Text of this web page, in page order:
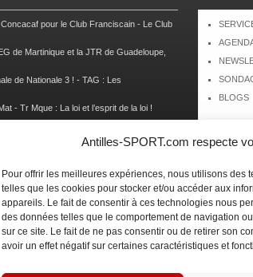
Antilles-SPORT.com respecte
Pour offrir les meilleures expériences, nous utilisons des
telles que les cookies pour stocker et/ou accéder aux
appareils. Le fait de consentir à ces technologies nous
des données telles que le comportement de navigation
sur ce site. Le fait de ne pas consentir ou de retirer son
avoir un effet négatif sur certaines caractéristiques et
pour le Club Franciscain - Le Club
de Martinique et la JTR de Guadeloupe,
de Nationale 3 ! - TAG : Les
- Tr Mque : La loi et l’esprit de la loi !
Urcel fait chavirer Capesterre
Gérard remporte le 9e rallye du Pays Marie-
marathon sous le signe de la chaleur et
au palmarès du Trail des Trésors-
Images de la Woulib 113 X-Trem
BLOGS